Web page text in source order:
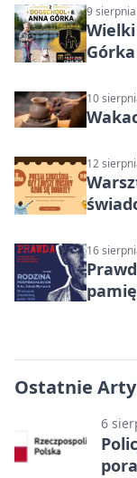
9
10
12
16
Ostatnie
6